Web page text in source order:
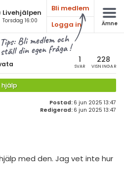
Live­hjälpen
Torsdag 16:00
Bli medlem
Logga in
Ämne
Tips: Bli medlem och
ställ din egen fråga !
1
SVAR
228
VISNINGAR
hjälp
Postad: 6 jun 2025 13:47
Redigerad: 6 jun 2025 13:47
med den. Jag vet inte hur
Alla ämnen
Matematik
Matte 4
Alla trådar
Bevismetoder